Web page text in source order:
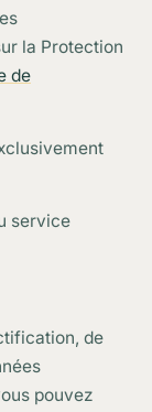
la Protection
de
service
de
pouvez